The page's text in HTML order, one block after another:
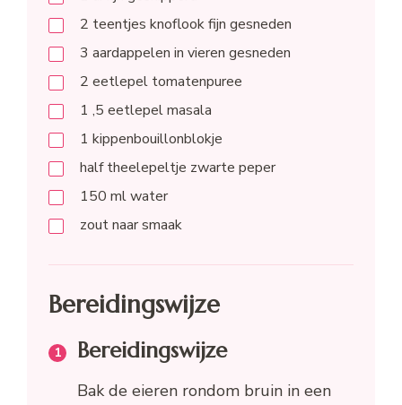
2 teentjes knoflook fijn gesneden
3 aardappelen in vieren gesneden
2 eetlepel tomatenpuree
1 ,5 eetlepelmasala
1 kippenbouillonblokje
half theelepeltje zwarte peper
150 mlwater
zout naar smaak
Bereidingswijze
Bereidingswijze
Bak de eieren rondom bruin in een